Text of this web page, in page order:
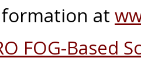
at
FOG-Based